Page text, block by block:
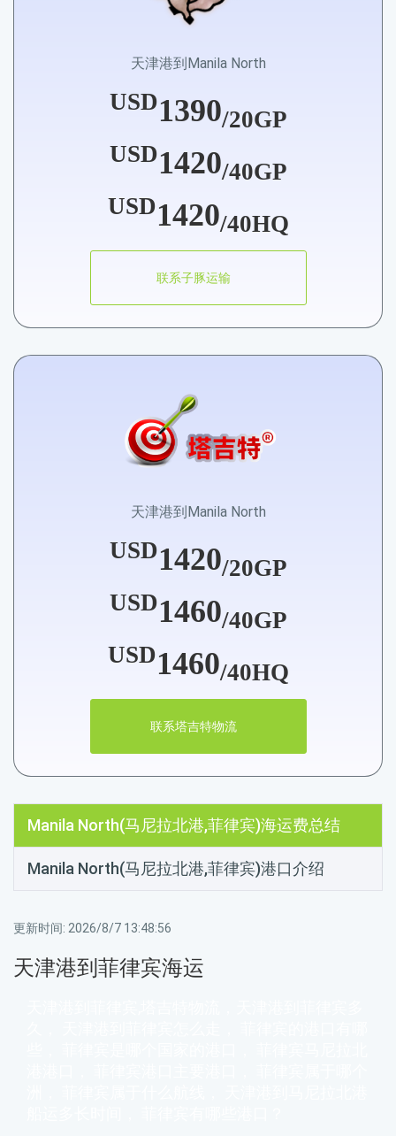
天津港到Manila North
USD1390/20GP
USD1420/40GP
USD1420/40HQ
联系子豚运输
天津港到Manila North
USD1420/20GP
USD1460/40GP
USD1460/40HQ
联系塔吉特物流
Manila North(马尼拉北港,菲律宾)海运费总结
Manila North(马尼拉北港,菲律宾)港口介绍
更新时间: 2026/8/7 13:48:56
天津港到菲律宾海运